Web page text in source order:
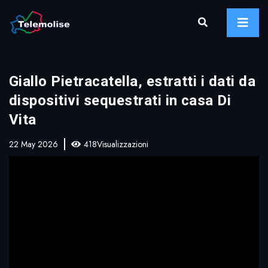
Giallo Pietracatella, estratti i dati da
dispositivi sequestrati in casa Di
Vita
22 May 2026 418Visualizzazioni